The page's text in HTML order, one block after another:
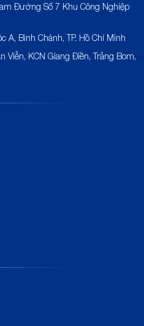
Đường Số 7 Khu Công Nghiệp
A, Bình Chánh, TP. Hồ Chí Minh
Viễn, KCN Giang Điền, Trảng Bom,